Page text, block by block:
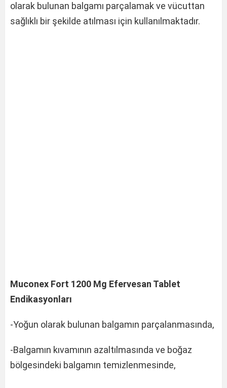
olarak bulunan balgamı parçalamak ve vücuttan
sağlıklı bir şekilde atılması için kullanılmaktadır.
Muconex Fort 1200 Mg Efervesan Tablet
Endikasyonları
-Yoğun olarak bulunan balgamın parçalanmasında,
-Balgamın kıvamının azaltılmasında ve boğaz
bölgesindeki balgamın temizlenmesinde,